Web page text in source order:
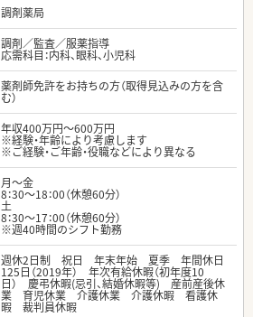
調剤薬局
調剤／監査／服薬指導
応需科目：内科、眼科、小児科
薬剤師免許をお持ちの方（取得見込みの方を含
む）
年収400万円～600万円
※経験・年齢により考慮します
※ご経験・ご年齢・役職などにより異なる
月～金
8：30～18：00（休憩60分）
土
8：30～17：00（休憩60分）
※週40時間のシフト勤務
週休2日制 祝日 年末年始 夏季 年間休日
125日（2019年） 年次有給休暇（初年度10
日） 慶弔休暇(忌引、結婚休暇等) 産前産後休
業 育児休業 介護休業 介護休暇 看護休
暇 裁判員休暇